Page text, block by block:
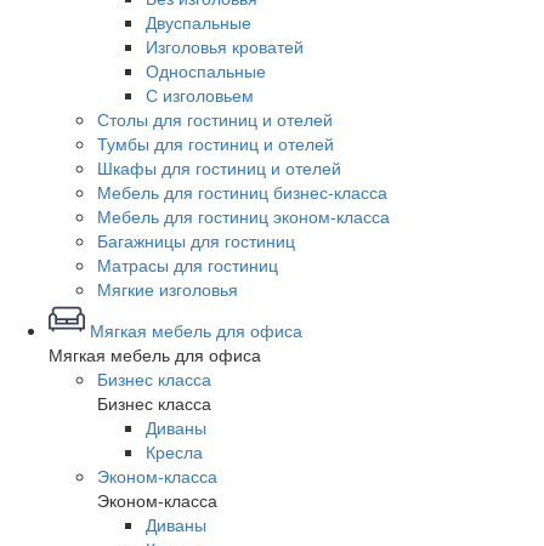
Двуспальные
Изголовья кроватей
Односпальные
С изголовьем
Столы для гостиниц и отелей
Тумбы для гостиниц и отелей
Шкафы для гостиниц и отелей
Мебель для гостиниц бизнес-класса
Мебель для гостиниц эконом-класса
Багажницы для гостиниц
Матрасы для гостиниц
Мягкие изголовья
Мягкая мебель для офиса
Мягкая мебель для офиса
Бизнес класса
Бизнес класса
Диваны
Кресла
Эконом-класса
Эконом-класса
Диваны